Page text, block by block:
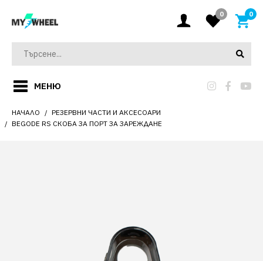
0 0
МЕНЮ
НАЧАЛО
РЕЗЕРВНИ ЧАСТИ И АКСЕСОАРИ
BEGODE RS СКОБА ЗА ПОРТ ЗА ЗАРЕЖДАНЕ